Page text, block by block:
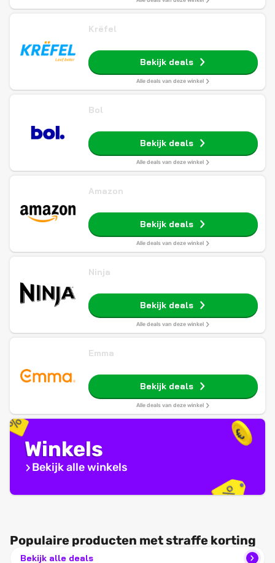
Krëfel
Bekijk deals
Alle deals van deze winkel
Bol
Bekijk deals
Alle deals van deze winkel
Amazon
Bekijk deals
Alle deals van deze winkel
Ninja
Bekijk deals
Alle deals van deze winkel
Emma
Bekijk deals
Alle deals van deze winkel
Winkels
Bekijk alle winkels
Populaire producten met straffe korting
Bekijk alle deals